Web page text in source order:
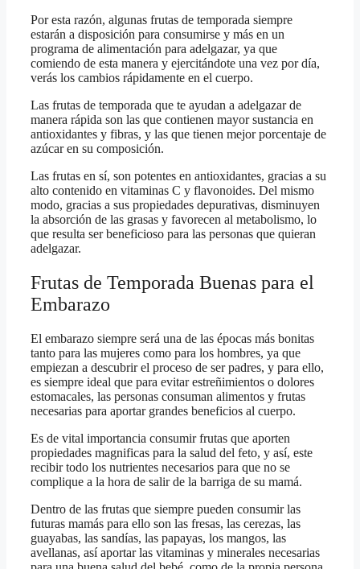
Por esta razón, algunas frutas de temporada siempre
estarán a disposición para consumirse y más en un
programa de alimentación para adelgazar, ya que
comiendo de esta manera y ejercitándote una vez por día,
verás los cambios rápidamente en el cuerpo.
Las frutas de temporada que te ayudan a adelgazar de
manera rápida son las que contienen mayor sustancia en
antioxidantes y fibras, y las que tienen mejor porcentaje de
azúcar en su composición.
Las frutas en sí, son potentes en antioxidantes, gracias a su
alto contenido en vitaminas C y flavonoides. Del mismo
modo, gracias a sus propiedades depurativas, disminuyen
la absorción de las grasas y favorecen al metabolismo, lo
que resulta ser beneficioso para las personas que quieran
adelgazar.
Frutas de Temporada Buenas para el
Embarazo
El embarazo siempre será una de las épocas más bonitas
tanto para las mujeres como para los hombres, ya que
empiezan a descubrir el proceso de ser padres, y para ello,
es siempre ideal que para evitar estreñimientos o dolores
estomacales, las personas consuman alimentos y frutas
necesarias para aportar grandes beneficios al cuerpo.
Es de vital importancia consumir frutas que aporten
propiedades magnificas para la salud del feto, y así, este
recibir todo los nutrientes necesarios para que no se
complique a la hora de salir de la barriga de su mamá.
Dentro de las frutas que siempre pueden consumir las
futuras mamás para ello son las fresas, las cerezas, las
guayabas, las sandías, las papayas, los mangos, las
avellanas, así aportar las vitaminas y minerales necesarias